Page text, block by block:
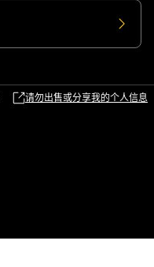
请勿出售或分享我的个人信息